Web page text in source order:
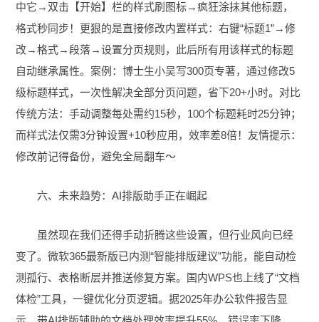
中它→双击【开始】栏的样式刷图标→疯狂涂抹其他标题，
格式秒同步！更狠的是直接修改内置样式：右键“标题1”→修
改→格式→段落→设置分页规则，此后所有用该样式的标题
自动继承属性。案例：博士生小吴写300页专著，通过修改5
级标题样式，一次性解决全部分页问题，省下20+小时。对比
传统方法：手动调整每处需约15秒，100个标题耗时25分钟；
而样式法仅需3分钟设置+10秒应用，效率差8倍！友情提示：
修改前记得备份，避免全局翻车～
六、未来趋势：AI排版助手正在崛起
虽然现在我们还得手动折腾这些设置，但行业风向已经
变了。微软365最新版已内测“智能排版建议”功能，能自动检
测孤行、表格断层并推送修复方案。国内WPS也上线了“文档
体检”工具，一键优化分页逻辑。据2025年办公软件报告显